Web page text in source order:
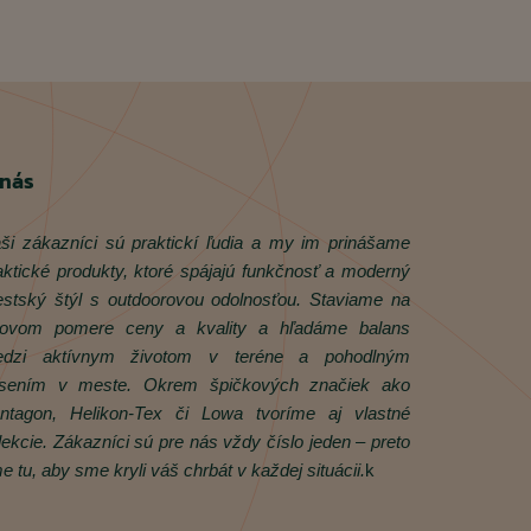
zákazníci sú praktickí ľudia a my im prinášame
produkty, ktoré spájajú funkčnosť a moderný
štýl s outdoorovou odolnosťou. Staviame na
pomere ceny a kvality a hľadáme balans
aktívnym životom v teréne a pohodlným
v meste. Okrem špičkových značiek ako
Helikon‑Tex či Lowa tvoríme aj vlastné
Zákazníci sú pre nás vždy číslo jeden – preto
tu, aby sme kryli váš chrbát v každej situácii.k